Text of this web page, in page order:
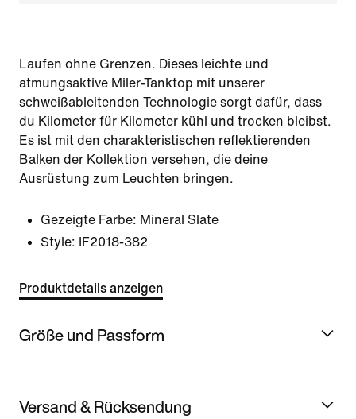
Laufen ohne Grenzen. Dieses leichte und
atmungsaktive Miler-Tanktop mit unserer
schweißableitenden Technologie sorgt dafür, dass
du Kilometer für Kilometer kühl und trocken bleibst.
Es ist mit den charakteristischen reflektierenden
Balken der Kollektion versehen, die deine
Ausrüstung zum Leuchten bringen.
Gezeigte Farbe: Mineral Slate
Style:
IF2018-382
Produktdetails anzeigen
Größe und Passform
Versand & Rücksendung